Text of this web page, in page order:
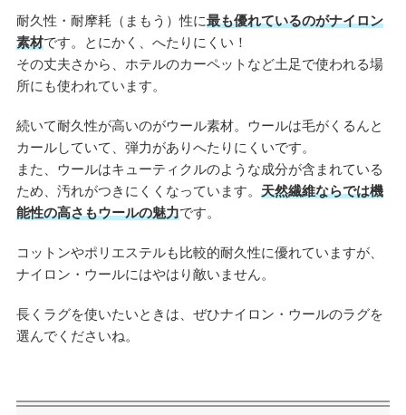
耐久性・耐摩耗（まもう）性に最も優れているのがナイロン
素材です。とにかく、へたりにくい！
その丈夫さから、ホテルのカーペットなど土足で使われる場
所にも使われています。
続いて耐久性が高いのがウール素材。ウールは毛がくるんと
カールしていて、弾力がありへたりにくいです。
また、ウールはキューティクルのような成分が含まれている
ため、汚れがつきにくくなっています。 天然繊維ならでは機
能性の高さもウールの魅力です。
コットンやポリエステルも比較的耐久性に優れていますが、
ナイロン・ウールにはやはり敵いません。
長くラグを使いたいときは、ぜひナイロン・ウールのラグを
選んでくださいね。